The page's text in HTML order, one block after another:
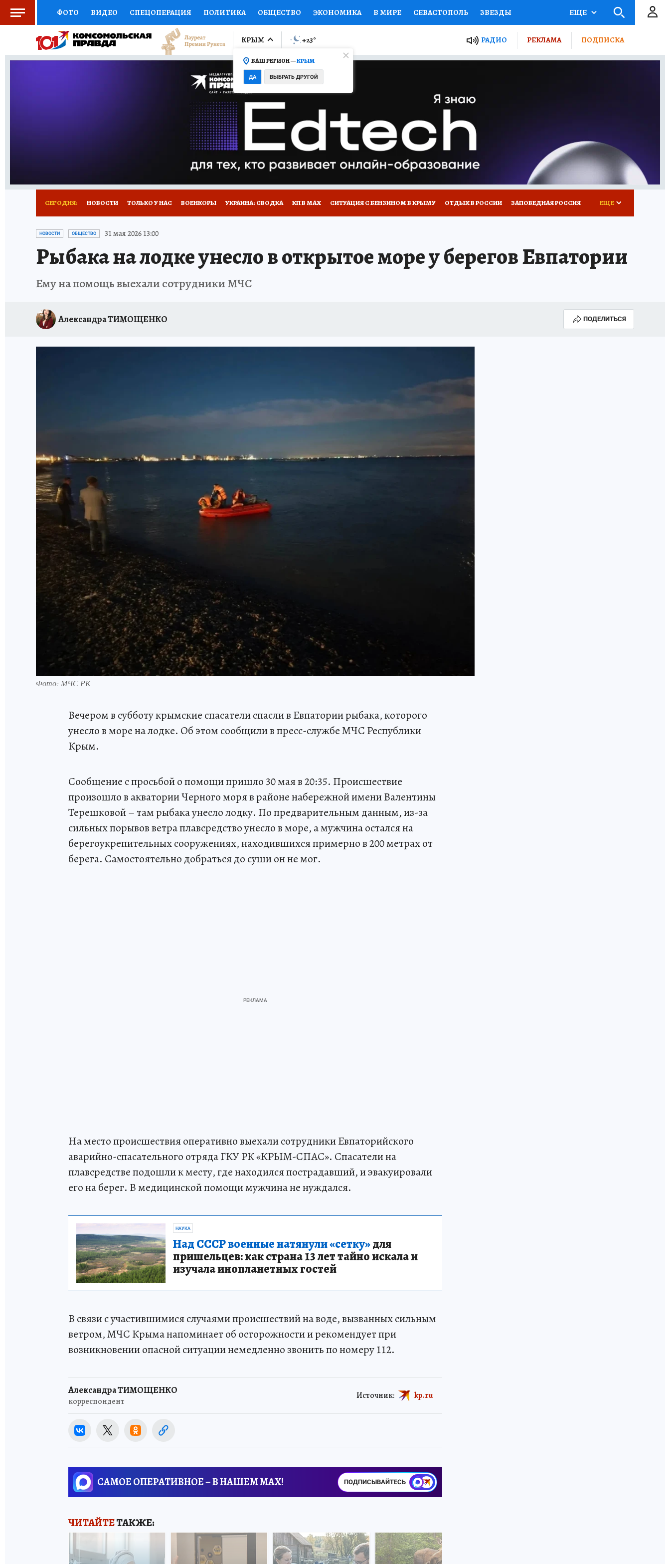
ФОТО ВИДЕО СПЕЦОПЕРАЦИЯ ПОЛИТИКА ОБЩЕСТВО ЭКОНОМИКА В МИРЕ СЕВАСТОПОЛЬ ЗВЕЗДЫ
ЗДОРОВЬЕ СОЦПОДДЕРЖКА НАУКА СПОРТ КОЛУМНИСТЫ НАЦИОНАЛЬНЫЕ ПРОЕКТЫ РОССИИ
ВЫБОР ЭКСПЕРТОВ ДОКТОР ФИНАНСЫ ОТКРЫВАЕМ МИР СЕМЬЯ ЖЕНСКИЕ СЕКРЕТЫ ПУТЕВОДИТЕЛЬ
ПРОГНОЗЫ НА СПОРТ ПРОМОКОДЫ СЕРИАЛЫ
ТЕЛЕВИЗОР КОНКУРСЫ РАБОТА У НАС ГИД ПОТРЕБИТЕЛЯ
НОВОЕ НА САЙТЕ
ЕЩЕ
КРЫМ
ВАШ РЕГИОН —КРЫМ
ДА ВЫБРАТЬ ДРУГОЙ
+23° РАДИО РЕКЛАМА ПОДПИСКА
СЕГОДНЯ: НОВОСТИ ТОЛЬКО У НАС ВОЕНКОРЫ УКРАИНА: СВОДКА КП В МАХ СИТУАЦИЯ С БЕНЗИНОМ В КРЫМУ ОТДЫХ В РОССИИ ЗАПОВЕДНАЯ РОССИЯ
СИТУАЦИЯ С МАЗУТОМ В КРЫМУ
ЕЩЕ
НОВОСТИ ОБЩЕСТВО 31 мая 2026 13:00
Рыбака на лодке унесло в открытое море у берегов Евпатории
Ему на помощь выехали сотрудники МЧС
Александра ТИМОЩЕНКО ПОДЕЛИТЬСЯ
Фото: МЧС РК
Вечером в субботу крымские спасатели спасли в Евпатории рыбака, которого
унесло в море на лодке. Об этом сообщили в пресс-службе МЧС Республики
Крым.
Сообщение с просьбой о помощи пришло 30 мая в 20:35. Происшествие
произошло в акватории Черного моря в районе набережной имени Валентины
Терешковой – там рыбака унесло лодку. По предварительным данным, из-за
сильных порывов ветра плавсредство унесло в море, а мужчина остался на
берегоукрепительных сооружениях, находившихся примерно в 200 метрах от
берега. Самостоятельно добраться до суши он не мог.
На место происшествия оперативно выехали сотрудники Евпаторийского
аварийно-спасательного отряда ГКУ РК «КРЫМ-СПАС». Спасатели на
плавсредстве подошли к месту, где находился пострадавший, и эвакуировали
его на берег. В медицинской помощи мужчина не нуждался.
НАУКА
Над СССР военные натянули «сетку»для
пришельцев: как страна 13 лет тайно искала и
изучала инопланетных гостей
В связи с участившимися случаями происшествий на воде, вызванных сильным
ветром, МЧС Крыма напоминает об осторожности и рекомендует при
возникновении опасной ситуации немедленно звонить по номеру 112.
Александра ТИМОЩЕНКО
корреспондент
Источник: kp.ru
САМОЕ ОПЕРАТИВНОЕ – В НАШЕМ MAX! ПОДПИСЫВАЙТЕСЬ
ЧИТАЙТЕТАКЖЕ: